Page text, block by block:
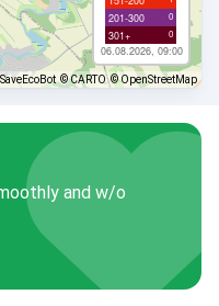
201-300 0
301+ 0
06.08.2026, 09:00
© CARTO © OpenStreetMap
and w/o